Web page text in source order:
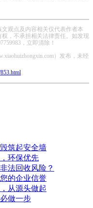
观点及内容相关仅代表作者本
，不承担相关法律责任。如发现
，立即清除！
）发布，未经
筑起安全墙
环保优先
法回收风险？
的企业信誉
从源头做起
做一步